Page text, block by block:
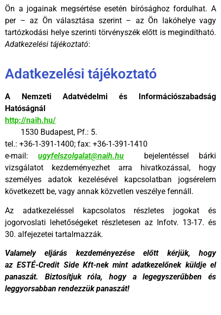
Ön a jogainak megsértése esetén bírósághoz fordulhat. A
per – az Ön választása szerint – az Ön lakóhelye vagy
tartózkodási helye szerinti törvényszék előtt is megindítható.
Adatkezelési tájékoztató:
Adatkezelési tájékoztató
A Nemzeti Adatvédelmi és Információszabadság
Hatóságnál
http://naih.hu/
1530 Budapest, Pf.: 5.
tel.: +36-1-391-1400; fax: +36-1-391-1410
e-mail:
ugyfelszolgalat@naih.hu
bejelentéssel bárki
vizsgálatot kezdeményezhet arra hivatkozással, hogy
személyes adatok kezelésével kapcsolatban jogsérelem
következett be, vagy annak közvetlen veszélye fennáll.
Az adatkezeléssel kapcsolatos részletes jogokat és
jogorvoslati lehetőségeket részletesen az Infotv. 13-17. és
30. alfejezetei tartalmazzák.
Valamely eljárás kezdeményezése előtt kérjük, hogy
az ESTÉ-Credit Side Kft-nek mint adatkezelőnek küldje el
panaszát. Biztosítjuk róla, hogy a legegyszerűbben és
leggyorsabban rendezzük panaszát!